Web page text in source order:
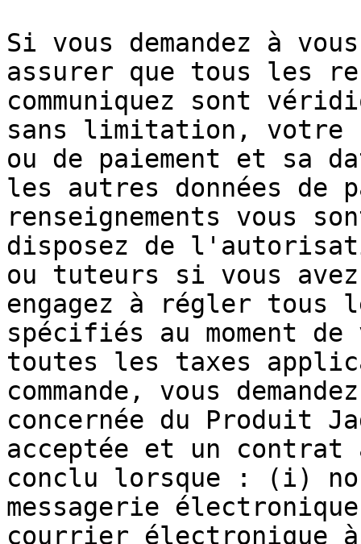
Si vous demandez à
assurer que tous les
communiquez sont
sans limitation, votre
ou de paiement et sa
les autres données de
renseignements vous
disposez de
ou tuteurs si vous avez
engagez à régler tous
spécifiés au moment
toutes les taxes
commande, vous
concernée du Produit
acceptée et un
conclu lorsque : (i)
messagerie
courrier électronique